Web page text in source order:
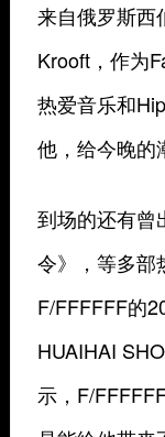
来自俄罗斯西
Krooft，作为
热爱音乐和
他，给今晚的
到场的还有曾
令》，等多部
F/FFFFFF的
HUAIHAI
示，F/